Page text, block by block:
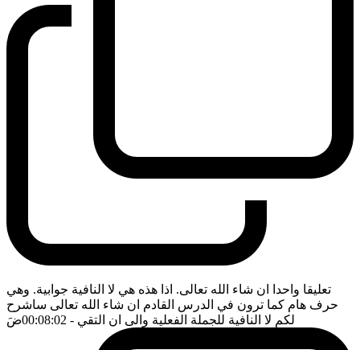
تعليقا واحدا ان شاء الله تعالى. اذا هذه هي لا النافية جوابية. وهي
حرف هام كما ترون في الدرس القادم ان شاء الله تعالى ساشرح
لكم لا النافية للجملة الفعلية والى ان التقي - 00:08:02 ضَ